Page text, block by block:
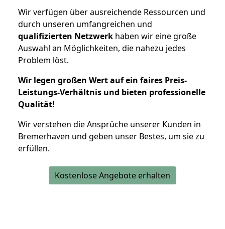
Wir verfügen über ausreichende Ressourcen und
durch unseren umfangreichen und
qualifizierten Netzwerk haben wir eine große
Auswahl an Möglichkeiten, die nahezu jedes
Problem löst.
Wir legen großen Wert auf ein faires Preis-
Leistungs-Verhältnis und bieten professionelle
Qualität!
Wir verstehen die Ansprüche unserer Kunden in
Bremerhaven und geben unser Bestes, um sie zu
erfüllen.
Kostenlose Angebote erhalten